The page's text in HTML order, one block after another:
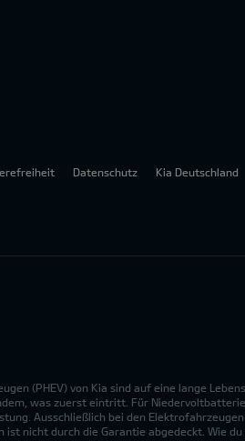
Datenschutz Kia Deutschland
(PHEV) von Kia sind auf eine lange
was zuerst eintritt. Für
Ausschließlich bei den
nicht durch die Garantie abgedeckt. Wie